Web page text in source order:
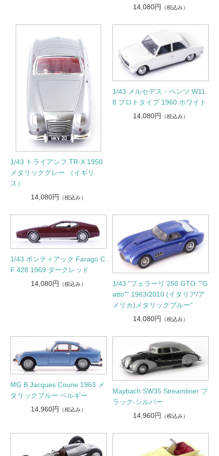
14,080円
（税込み）
1/43 トライアンフ TR-X 1950
メタリックグレー （イギリ
ス）
14,080円
（税込み）
1/43 メルセデス・ベンツ W11
8 プロトタイプ 1960 ホワイト
14,080円
（税込み）
1/43 ポンティアック Farago C
F 428 1969 ダークレッド
14,080円
（税込み）
1/43 "フェラーリ 250 GTO ""G
atto"" 1963/2010 (イタリア/ア
メリカ)メタリックブルー"
14,080円
（税込み）
MG B Jacques Coune 1963 メ
タリックブルー ベルギー
14,960円
（税込み）
Maybach SW35 Streamliner ブ
ラック-シルバー
14,960円
（税込み）